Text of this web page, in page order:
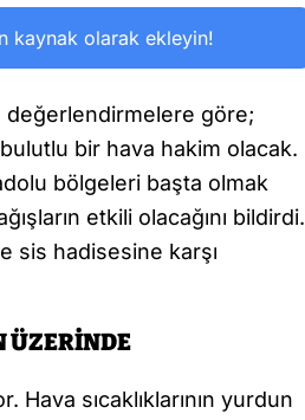
kaynak olarak ekleyin!
değerlendirmelere göre;
bir hava hakim olacak.
bölgeleri başta olmak
etkili olacağını bildirdi.
sis hadisesine karşı
ÜZERİNDE
sıcaklıklarının yurdun